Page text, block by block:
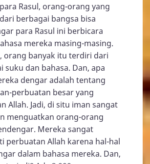
Rasul, orang-orang yang
berbagai bangsa bisa
para Rasul ini berbicara
mereka masing-masing.
orang banyak itu terdiri dari
suku dan bahasa. Dan, apa
dengar adalah tentang
perbuatan besar yang
Allah. Jadi, di situ iman sangat
menguatkan orang-orang
Mereka sangat
perbuatan Allah karena hal-hal
dalam bahasa mereka. Dan,